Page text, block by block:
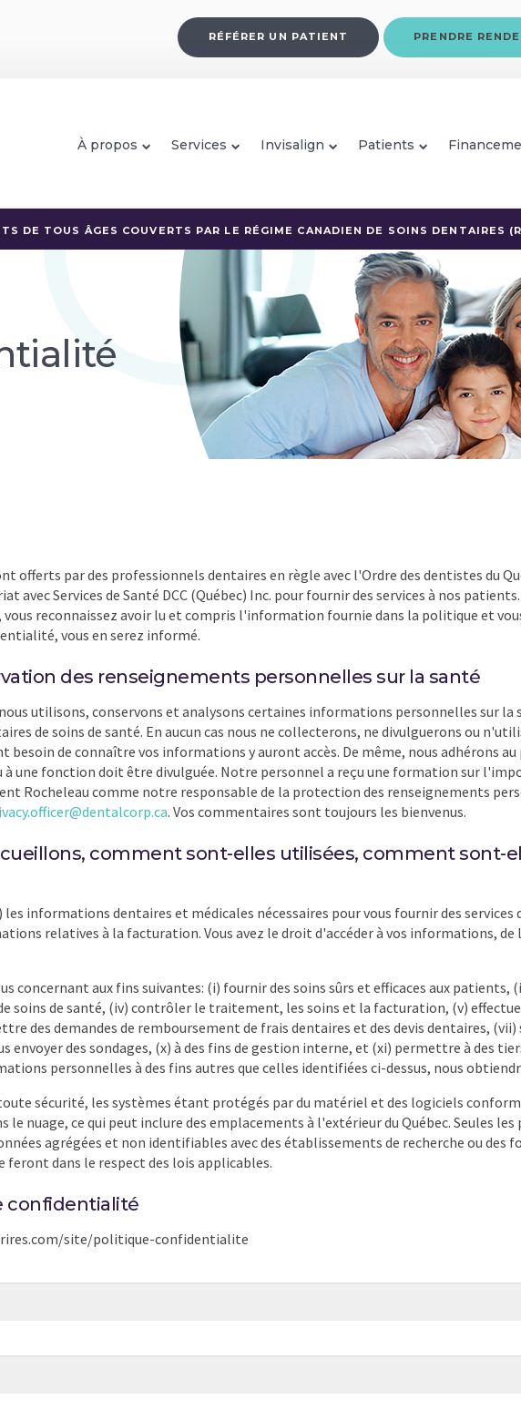
RÉFÉRER UN PATIENT PRENDRE
À propos Services Invisalign Patients
DE TOUS ÂGES COUVERTS PAR LE RÉGIME CANADIEN DE SOINS DENTAIRES
offerts par des professionnels dentaires en règle avec l'Ordre des dentistes du
Services de Santé DCC (Québec) Inc. pour fournir des services à nos
reconnaissez avoir lu et compris l'information fournie dans la politique et
vous en serez informé.
des renseignements personnelles sur la santé
utilisons, conservons et analysons certaines informations personnelles sur la
de soins de santé. En aucun cas nous ne collecterons, ne divulguerons ou
besoin de connaître vos informations y auront accès. De même, nous adhérons
une fonction doit être divulguée. Notre personnel a reçu une formation sur
Rocheleau comme notre responsable de la protection des renseignements
. Vos commentaires sont toujours les bienvenus.
comment sont-elles utilisées, comment sont-
informations dentaires et médicales nécessaires pour vous fournir des services
relatives à la facturation. Vous avez le droit d'accéder à vos informations, de
aux fins suivantes: (i) fournir des soins sûrs et efficaces aux patients,
soins de santé, (iv) contrôler le traitement, les soins et la facturation, (v)
des demandes de remboursement de frais dentaires et des devis dentaires, (vii)
des sondages, (x) à des fins de gestion interne, et (xi) permettre à des
personnelles à des fins autres que celles identifiées ci-dessus, nous
sécurité, les systèmes étant protégés par du matériel et des logiciels
nuage, ce qui peut inclure des emplacements à l'extérieur du Québec. Seules
agrégées et non identifiables avec des établissements de recherche ou des
feront dans le respect des lois applicables.
confidentialité
site/politique-confidentialite